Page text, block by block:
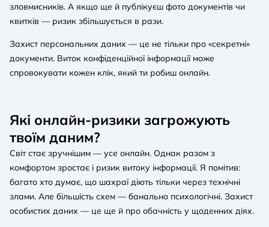
зловмисників. А якщо ще й публікуєш фото документів чи
квитків — ризик збільшується в рази.
Захист персональних даних — це не тільки про «секретні»
документи. Виток конфіденційної інформації може
спровокувати кожен клік, який ти робиш онлайн.
Які онлайн-ризики загрожують
твоїм даним?
Світ стає зручнішим — усе онлайн. Однак разом з
комфортом зростає і ризик витоку інформації. Я помітив:
багато хто думає, що шахраї діють тільки через технічні
злами. Але більшість схем — банально психологічні. Захист
особистих даних — це ще й про обачність у щоденних діях.